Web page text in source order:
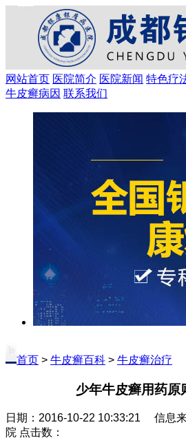
网站首页 医院简介 医院新闻 特色疗
牛皮癣病因 联系我们
首页 > 牛皮癣百科 > 牛皮癣治疗
少年牛皮癣用药原
日期：2016-10-22 10:33:21 信息
院 点击数：